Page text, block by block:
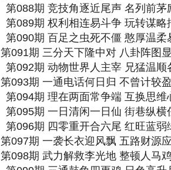
第088期 竞技角逐近尾声 名列前
第089期 权利相连易斗争 玩转谋
第090期 百足之虫死不僵 憨厚温
第091期 三分天下隆中对 八卦阵图
第092期 动物世界人主宰 兄猛温
第093期 一通电话何日归 不曾计较
第094期 理在两面常争端 互换思
第095期 一日清闲一日仙 街巷纵
第096期 四零重开合六尾 红旺蓝
第097期 一袭长衣迎风飘 五路财源
第098期 武力解救李光地 整顿人马